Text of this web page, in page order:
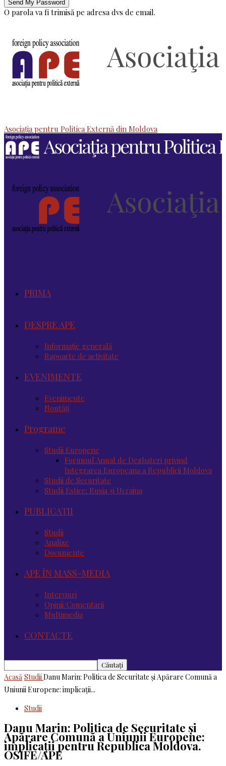
O parola va fi trimisă pe adresa dvs de email.
Asociaţia pentru Politica Externă din Moldova
PRIMA
DESPRE APE
Informație generală
Rapoarte de activitate
EVENIMENTE
Evenimente
Noutăţi
Programe
Studii Europene
Forumul Anual de Dezbateri privind
Integrarea Europeana a Republicii Moldova
Studii de Securitate
Studii Estice: Rusia și Ucraina
PUBLICAȚII
Studii
Analize
Documente
APE ÎN MASS-MEDIA
Interviuri
Opinii/Comentarii
Multimedia
CONTACTE
Acasă StudiiDanu Marin: Politica de Securitate și Apărare Comună a
Uniunii Europene: implicații...
Studii
Danu Marin: Politica de Securitate și
Apărare Comună a Uniunii Europene:
implicații pentru Republica Moldova.
OSIFE/APE